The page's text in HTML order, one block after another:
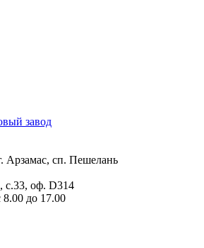
Арзамас, сп. Пешелань
с.33, оф. D314
8.00 до 17.00